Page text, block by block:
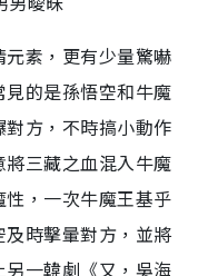
素，更有少量驚嚇
的是孫悟空和牛魔
方，不時搞小動作
三藏之血混入牛魔
，一次牛魔王基乎
時擊暈對方，並將
一韓劇《又，吳海